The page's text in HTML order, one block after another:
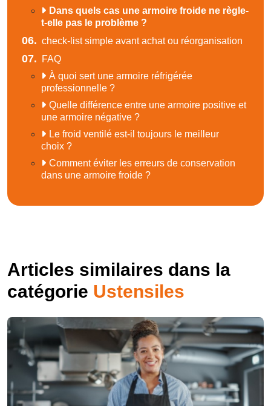
Dans quels cas une armoire froide ne règle-
t-elle pas le problème ?
06. check-list simple avant achat ou réorganisation
07.
FAQ
À quoi sert une armoire réfrigérée
professionnelle ?
Quelle différence entre une armoire positive et
une armoire négative ?
Le froid ventilé est-il toujours le meilleur
choix ?
Comment éviter les erreurs de conservation
dans une armoire froide ?
Articles similaires dans la
catégorie Ustensiles